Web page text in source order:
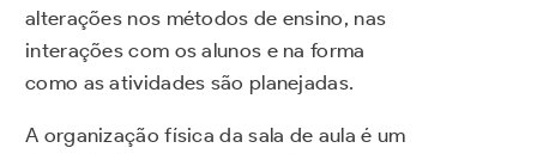
alterações nos métodos de ensino, nas
interações com os alunos e na forma
como as atividades são planejadas.
A organização física da sala de aula é um